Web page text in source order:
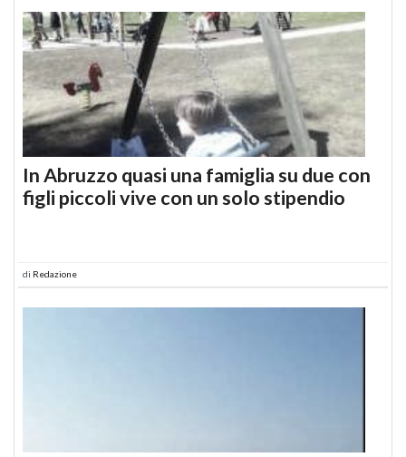
In Abruzzo quasi una famiglia su due con
figli piccoli vive con un solo stipendio
di Redazione